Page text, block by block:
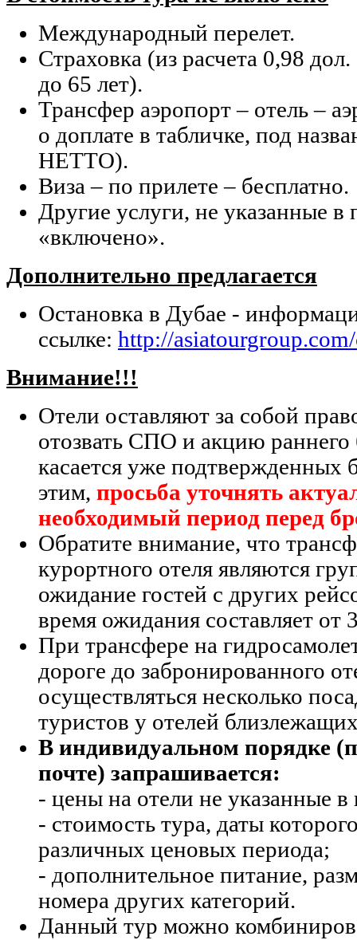
Международный перелет.
Страховка (из расчета 0,98
до 65 лет).
Трансфер аэропорт – отель –
о доплате в табличке, под
НЕТТО).
Виза – по прилете – бесплатно.
Другие услуги, не указанные в
«включено».
Дополнительно предлагается
Остановка в Дубае -
ссылке: http://
Внимание!!!
Отели оставляют за собой
отозвать СПО и акцию
касается уже подтвержденных
этим, просьба уточнять
необходимый период перед
Обратите внимание, что
курортного отеля являются
ожидание гостей с других
время ожидания составляет от
При трансфере на
дороге до забронированного
осуществляться несколько
туристов у отелей
В индивидуальном порядке
почте) запрашивается:
- цены на отели не указанные в
- стоимость тура, даты
различных ценовых периода;
- дополнительное питание,
номера других категорий.
Данный тур можно